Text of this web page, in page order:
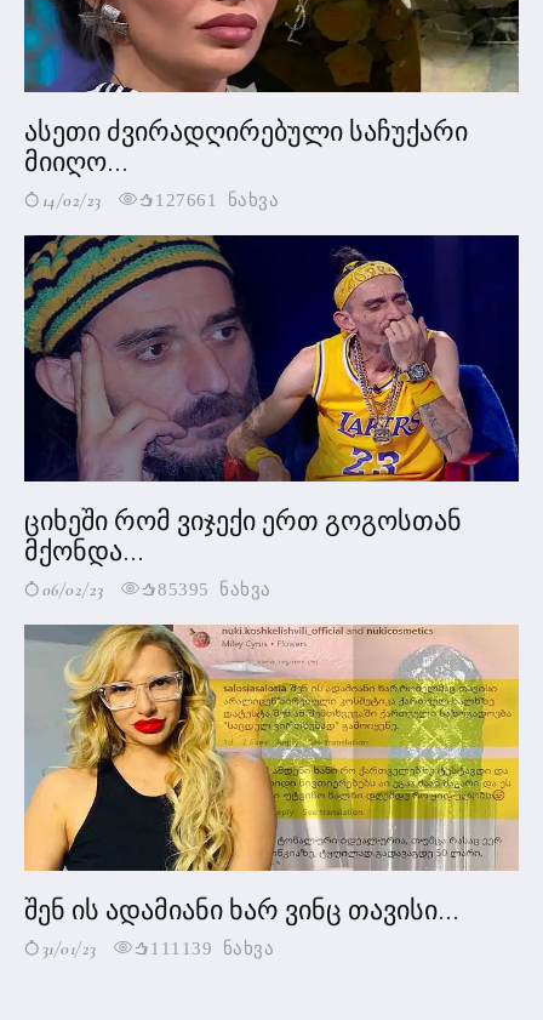
ასეთი ძვირადღირებული საჩუქარი
მიიღო...
14/02/23 127661 ნახვა
ციხეში რომ ვიჯექი ერთ გოგოსთან
მქონდა...
06/02/23 85395 ნახვა
შენ ის ადამიანი ხარ ვინც თავისი...
31/01/23 111139 ნახვა